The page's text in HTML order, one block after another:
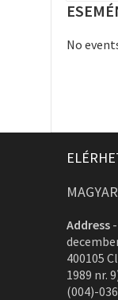
No
Address -
400105
1989 nr.
(004)-